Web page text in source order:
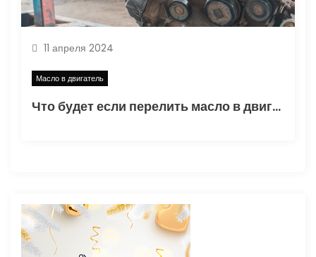
11 апреля 2024
Масло в двигатель
Что будет если перелить масло в двигатель: последствия и как убрать лишнее